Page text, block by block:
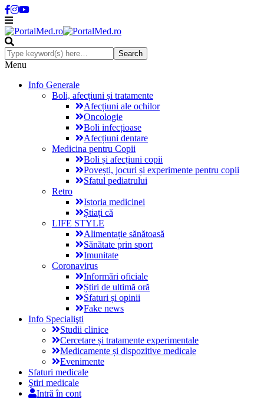
Menu
Info Generale
Boli, afecțiuni și tratamente
Afecțiuni ale ochilor
Oncologie
Boli infecțioase
Afecțiuni dentare
Medicina pentru Copii
Boli și afecțiuni copii
Povești, jocuri și experimente pentru copii
Sfatul pediatrului
Retro
Istoria medicinei
Știați că
LIFE STYLE
Alimentație sănătoasă
Sănătate prin sport
Imunitate
Coronavirus
Informări oficiale
Știri de ultimă oră
Sfaturi și opinii
Fake news
Info Specialişti
Studii clinice
Cercetare și tratamente experimentale
Medicamente și dispozitive medicale
Evenimente
Sfaturi medicale
Ştiri medicale
Intră în cont